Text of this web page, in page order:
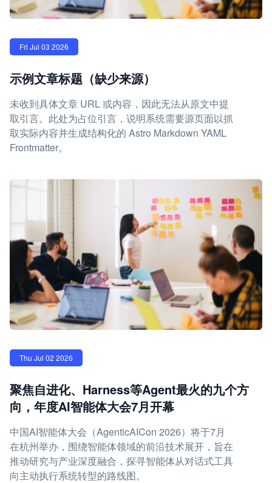
Fri Jul 03 2026
示例文章标题（缺少来源）
未收到具体文章 URL 或内容，因此无法从原文中提
取引言。此处为占位引言，说明系统需要源页面以抓
取实际内容并生成结构化的 Astro Markdown YAML
Frontmatter。
Thu Jul 02 2026
聚焦自进化、Harness等Agent最火的九个方
向，年度AI智能体大会7月开幕
中国AI智能体大会（AgenticAICon 2026）将于7月
在杭州举办，围绕智能体领域的前沿技术展开，旨在
推动研究与产业深度融合，探寻智能体从对话式工具
向主动执行系统转型的路线图。